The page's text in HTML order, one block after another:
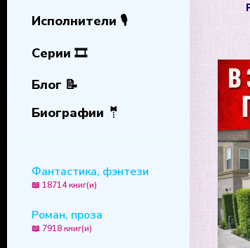
Исполнители 🎙️
Серии 🎞️
Блог 📝
Биографии 🤵
Фантастика, фэнтези
📖 18714 книг(и)
Роман, проза
📖 7918 книг(и)